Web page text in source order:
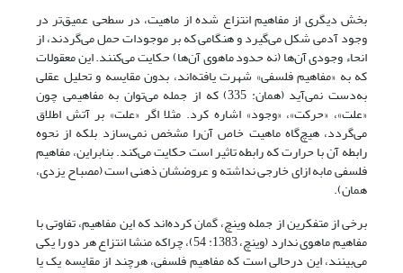
بخش دیگری از مفاهیم انتزاع شده از ماهیت، در سطحی عمیق‌تر در
وجود آدمی شکل می‌گیرد و هنگامی که بر موجودات حمل می‌گردند، از
انحاء وجودی آن‌ها (نه حدود ماهوی آن‌ها) حکایت می‌کنند. این معقولات
که به «مفاهیم فلسفی» شهرت یافته‌اند، بدون مقایسه و تحلیل عقلی
به‌دست نمی‌آید (همان: 335) که از جمله می‌توان به مفاهیمی چون
«علت»، «حرکت»، «وجود» اشاره کرد. مثلا اگر «علت» بر آتش اطلاق
می‌گردد، هیچ‌گاه ماهیت خاص آن‌را مشخص نمی‌سازد بلکه از نحوه
رابطه آن با حرارت که رابطه تاثیر است حکایت می‌کند. بنابراین، مفاهیم
فلسفی مابه ازای خارجی نداشته و عروضشان ذهنی است (مصباح یزدی،
همان).
برخی از متفکرین از جمله وینچ، گمان کرده‌اند که این مفاهیم، تفاوتی با
مفاهیم ماهوی ندارد (وینچ، 1383: 54)، چراکه منشا انتزاع هر دو را یکی
می‌بینند، این درحالی است که مفاهیم فلسفی، هرچند از مقایسه یک یا